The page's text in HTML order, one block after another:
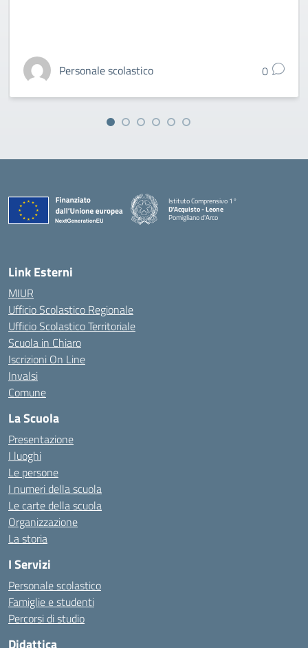
Personale scolastico 0
Istituto Comprensivo 1°
D'Acquisto - Leone
Pomigliano d'Arco
— Visita la pagina iniziale della scuola
Link Esterni
MIUR
Ufficio Scolastico Regionale
Ufficio Scolastico Territoriale
Scuola in Chiaro
Iscrizioni On Line
Invalsi
Comune
La Scuola
Presentazione
I luoghi
Le persone
I numeri della scuola
Le carte della scuola
Organizzazione
La storia
I Servizi
Personale scolastico
Famiglie e studenti
Percorsi di studio
Didattica